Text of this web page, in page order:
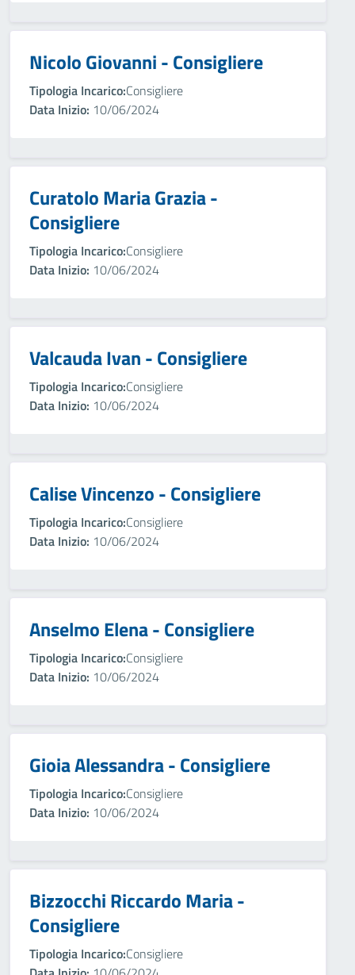
Nicolo Giovanni - Consigliere
Tipologia Incarico:Consigliere
Data Inizio: 10/06/2024
Curatolo Maria Grazia -
Consigliere
Tipologia Incarico:Consigliere
Data Inizio: 10/06/2024
Valcauda Ivan - Consigliere
Tipologia Incarico:Consigliere
Data Inizio: 10/06/2024
Calise Vincenzo - Consigliere
Tipologia Incarico:Consigliere
Data Inizio: 10/06/2024
Anselmo Elena - Consigliere
Tipologia Incarico:Consigliere
Data Inizio: 10/06/2024
Gioia Alessandra - Consigliere
Tipologia Incarico:Consigliere
Data Inizio: 10/06/2024
Bizzocchi Riccardo Maria -
Consigliere
Tipologia Incarico:Consigliere